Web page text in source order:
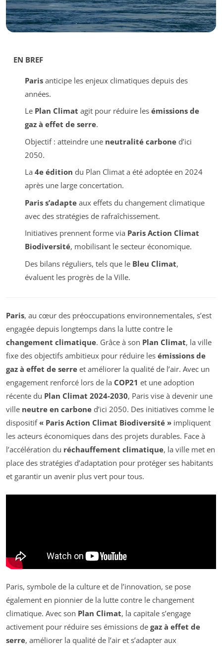
EN BREF
Parisanticipe les enjeux climatiques depuis des
années.
Le Plan Climat agit pour réduire les émissions de
gaz à effet de serre.
Objectif : atteindre une neutralité carboned’ici
2050.
La 4e édition du Plan Climat a été adoptée en 2024
après une large concertation.
Paris s’adapteaux effets du changement climatique
avec des stratégies de rafraîchissement.
Initiatives prennent forme via Paris Action Climat
Biodiversité, mobilisant le secteur économique.
Des bilans réguliers, tels que le Bleu Climat,
évaluent les progrès de la Ville.
Paris, au cœur des préoccupations environnementales, s’est
engagée depuis longtemps dans la lutte contre le
changement climatique. Grâce à son Plan Climat, la ville
fixe des objectifs ambitieux pour réduire les émissions de
gaz à effet de serre et améliorer la qualité de l’air. Avec un
engagement renforcé lors de la COP21 et une adoption
récente du Plan Climat 2024-2030, Paris vise à devenir une
ville neutre en carbone d’ici 2050. Des initiatives comme le
dispositif« Paris Action Climat Biodiversité » impliquent
les acteurs économiques dans des projets durables. Face à
l’accélération du réchauffement climatique, la ville met en
place des stratégies d’adaptation pour protéger ses habitants
et garantir un avenir plus vert pour tous.
Paris, symbole de la culture et de l’innovation, se pose
également en pionnier de la lutte contre le changement
climatique. Avec son Plan Climat, la capitale s’engage
activement pour réduire ses émissions de gaz à effet de
serre, améliorer la qualité de l’air et s’adapter aux